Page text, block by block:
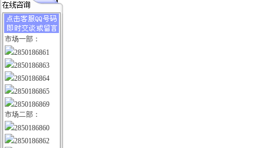
市场一部：
2850186861
2850186863
2850186864
2850186865
2850186869
市场二部：
2850186860
2850186862